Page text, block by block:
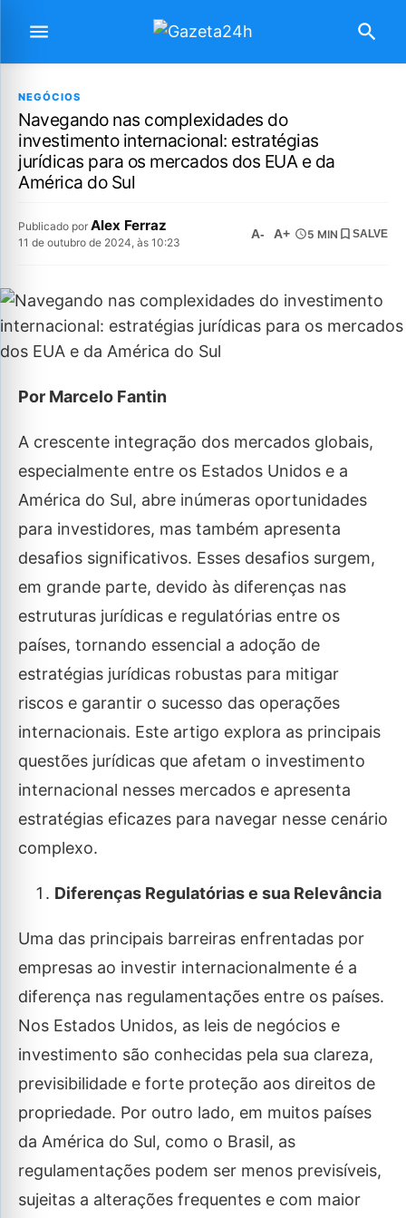
NEGÓCIOS
Navegando nas complexidades do
investimento internacional: estratégias
jurídicas para os mercados dos EUA e da
América do Sul
Publicado por Alex Ferraz
11 de outubro de 2024, às 10:23
A- A+ 5 MIN SALVE
Por Marcelo Fantin
A crescente integração dos mercados globais,
especialmente entre os Estados Unidos e a
América do Sul, abre inúmeras oportunidades
para investidores, mas também apresenta
desafios significativos. Esses desafios surgem,
em grande parte, devido às diferenças nas
estruturas jurídicas e regulatórias entre os
países, tornando essencial a adoção de
estratégias jurídicas robustas para mitigar
riscos e garantir o sucesso das operações
internacionais. Este artigo explora as principais
questões jurídicas que afetam o investimento
internacional nesses mercados e apresenta
estratégias eficazes para navegar nesse cenário
complexo.
Diferenças Regulatórias e sua Relevância
Uma das principais barreiras enfrentadas por
empresas ao investir internacionalmente é a
diferença nas regulamentações entre os países.
Nos Estados Unidos, as leis de negócios e
investimento são conhecidas pela sua clareza,
previsibilidade e forte proteção aos direitos de
propriedade. Por outro lado, em muitos países
da América do Sul, como o Brasil, as
regulamentações podem ser menos previsíveis,
sujeitas a alterações frequentes e com maior